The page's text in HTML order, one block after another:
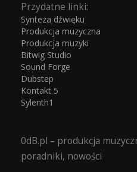
Przydatne linki:
Synteza dźwięku
Produkcja muzyczna
Produkcja muzyki
Bitwig Studio
Sound Forge
Dubstep
Kontakt 5
Sylenth1
0dB.pl – produkcja
poradniki, nowości